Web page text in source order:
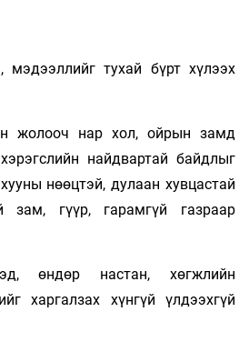
тухай бүрт хүлээх
жолооч нар хол, ойрын замд
найдвартай байдлыг
нөөцтэй, дулаан хувцастай
зам, гүүр, гарамгүй газраар
өндөр настан, хөгжлийн
харгалзах хүнгүй үлдээхгүй